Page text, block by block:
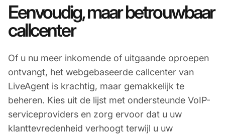
Eenvoudig, maar betrouwbaar
callcenter
Of u nu meer inkomende of uitgaande oproepen
ontvangt, het webgebaseerde callcenter van
LiveAgent is krachtig, maar gemakkelijk te
beheren. Kies uit de lijst met ondersteunde VoIP-
serviceproviders en zorg ervoor dat u uw
klanttevredenheid verhoogt terwijl u uw